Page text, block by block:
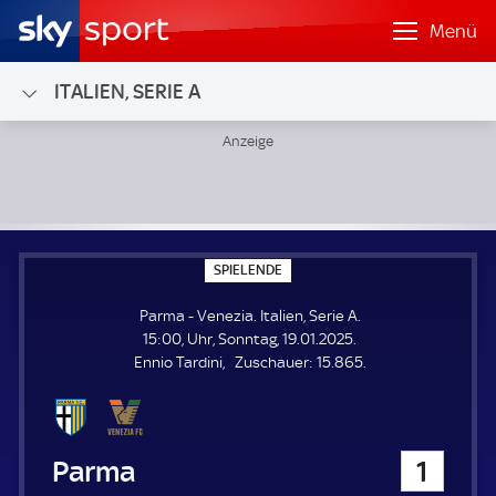
Menü
ITALIEN, SERIE A
SPIELENDE
P
E
L
E
N
Parma - Venezia. Italien, Serie A.
15:00, Uhr, Sonntag, 19.01.2025.
Ennio Tardini
Zuschauer: Z
15.865.
Parma 1